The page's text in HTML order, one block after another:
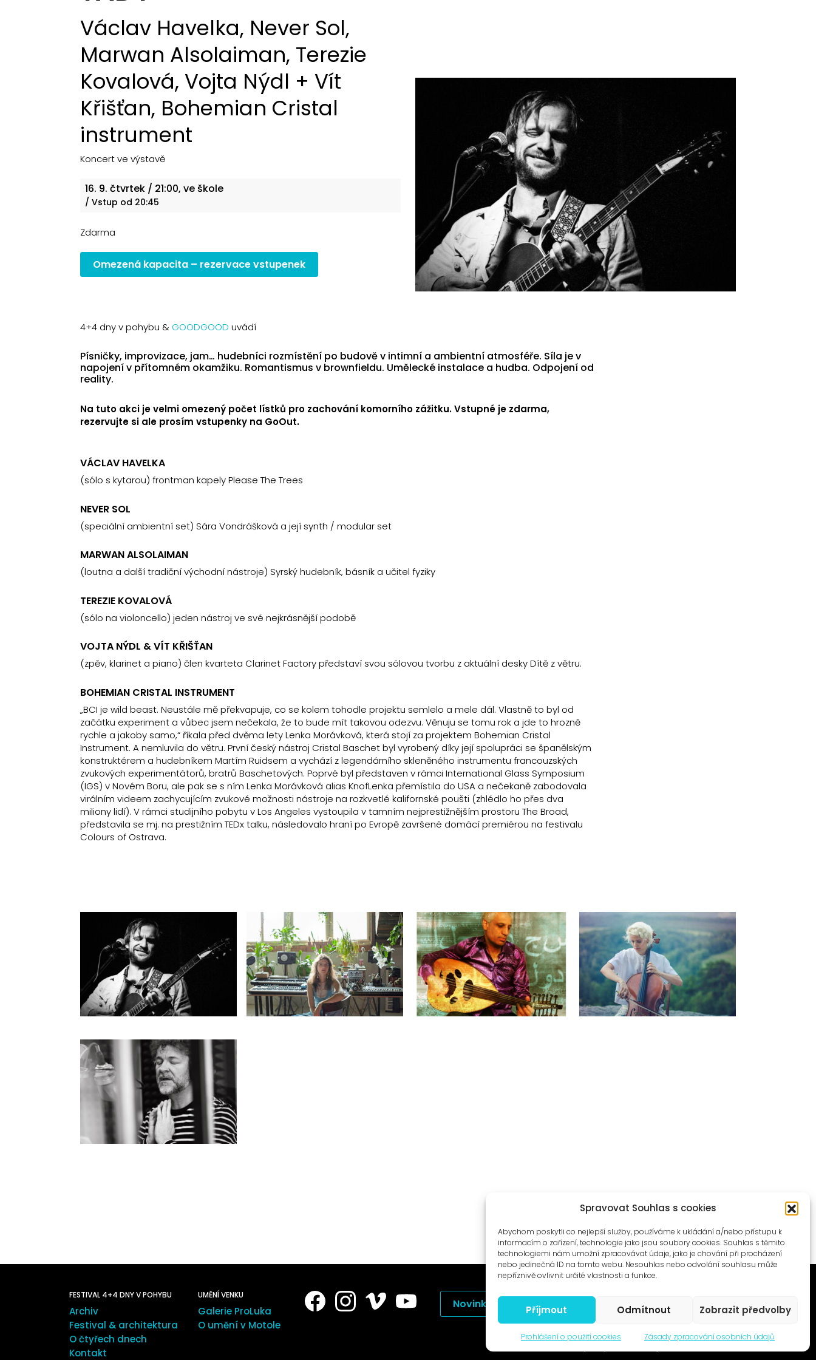
Spravovat Souhlas s cookies
Abychom poskytli co nejlepší služby, používáme k ukládání a/nebo přístupu k
informacím o zařízení, technologie jako jsou soubory cookies. Souhlas s těmito
technologiemi nám umožní zpracovávat údaje, jako je chování při procházení
nebo jedinečná ID na tomto webu. Nesouhlas nebo odvolání souhlasu může
nepříznivě ovlivnit určité vlastnosti a funkce.
Příjmout Odmítnout Zobrazit předvolby
Prohlášení o použití cookies Zásady zpracování osobních údajů
Václav Havelka, Never Sol,
Marwan Alsolaiman, Terezie
Kovalová, Vojta Nýdl + Vít
Křišťan, Bohemian Cristal
instrument
Koncert ve výstavě
16. 9. čtvrtek / 21:00, ve škole
/ Vstup od 20:45
Zdarma
Omezená kapacita – rezervace vstupenek
4+4 dny v pohybu & GOODGOOD uvádí
Písničky, improvizace, jam… hudebníci rozmístění po budově v intimní a ambientní atmosféře. Síla je v
napojení v přítomném okamžiku. Romantismus v brownfieldu. Umělecké instalace a hudba. Odpojení od
reality.
Na tuto akci je velmi omezený počet lístků pro zachování komorního zážitku. Vstupné je zdarma,
rezervujte si ale prosím vstupenky na GoOut.
VÁCLAV HAVELKA
(sólo s kytarou) frontman kapely Please The Trees
NEVER SOL
(speciální ambientní set) Sára Vondrášková a její synth / modular set
MARWAN ALSOLAIMAN
(loutna a další tradiční východní nástroje) Syrský hudebník, básník a učitel fyziky
TEREZIE KOVALOVÁ
(sólo na violoncello) jeden nástroj ve své nejkrásnější podobě
VOJTA NÝDL & VÍT KŘIŠŤAN
(zpěv, klarinet a piano) člen kvarteta Clarinet Factory představí svou sólovou tvorbu z aktuální desky Dítě z větru.
BOHEMIAN CRISTAL INSTRUMENT
„BCI je wild beast. Neustále mě překvapuje, co se kolem tohodle projektu semlelo a mele dál. Vlastně to byl od
začátku experiment a vůbec jsem nečekala, že to bude mít takovou odezvu. Věnuju se tomu rok a jde to hrozně
rychle a jakoby samo,“ říkala před dvěma lety Lenka Morávková, která stojí za projektem Bohemian Cristal
Instrument. A nemluvila do větru. První český nástroj Cristal Baschet byl vyrobený díky její spolupráci se španělským
konstruktérem a hudebníkem Martím Ruidsem a vychází z legendárního skleněného instrumentu francouzských
zvukových experimentátorů, bratrů Baschetových. Poprvé byl představen v rámci International Glass Symposium
(IGS) v Novém Boru, ale pak se s ním Lenka Morávková alias KnofLenka přemístila do USA a nečekaně zabodovala
virálním videem zachycujícím zvukové možnosti nástroje na rozkvetlé kalifornské poušti (zhlédlo ho přes dva
miliony lidí). V rámci studijního pobytu v Los Angeles vystoupila v tamním nejprestižnějším prostoru The Broad,
představila se mj. na prestižním TEDx talku, následovalo hraní po Evropě završené domácí premiérou na festivalu
Colours of Ostrava.
FESTIVAL 4+4 DNY V POHYBU
Archiv
Festival & architektura
O čtyřech dnech
Kontakt
UMĚNÍ VENKU
Galerie ProLuka
O umění v Motole
Novinky na e-mail
© 1996–2025